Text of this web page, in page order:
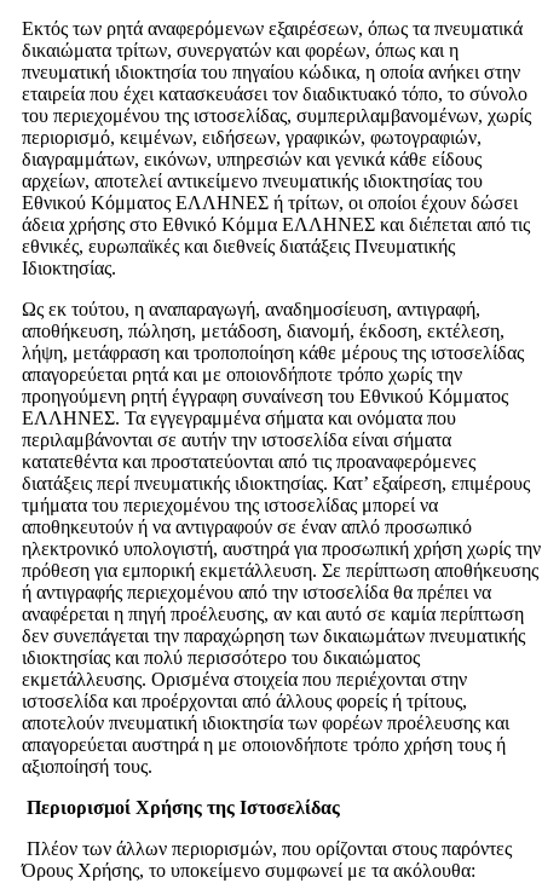
Εκτός των ρητά αναφερόμενων εξαιρέσεων, όπως τα πνευματικά
δικαιώματα τρίτων, συνεργατών και φορέων, όπως και η
πνευματική ιδιοκτησία του πηγαίου κώδικα, η οποία ανήκει στην
εταιρεία που έχει κατασκευάσει τον διαδικτυακό τόπο, το σύνολο
του περιεχομένου της ιστοσελίδας, συμπεριλαμβανομένων, χωρίς
περιορισμό, κειμένων, ειδήσεων, γραφικών, φωτογραφιών,
διαγραμμάτων, εικόνων, υπηρεσιών και γενικά κάθε είδους
αρχείων, αποτελεί αντικείμενο πνευματικής ιδιοκτησίας του
Εθνικού Κόμματος ΕΛΛΗΝΕΣ ή τρίτων, οι οποίοι έχουν δώσει
άδεια χρήσης στο Εθνικό Κόμμα ΕΛΛΗΝΕΣ και διέπεται από τις
εθνικές, ευρωπαϊκές και διεθνείς διατάξεις Πνευματικής
Ιδιοκτησίας.
Ως εκ τούτου, η αναπαραγωγή, αναδημοσίευση, αντιγραφή,
αποθήκευση, πώληση, μετάδοση, διανομή, έκδοση, εκτέλεση,
λήψη, μετάφραση και τροποποίηση κάθε μέρους της ιστοσελίδας
απαγορεύεται ρητά και με οποιονδήποτε τρόπο χωρίς την
προηγούμενη ρητή έγγραφη συναίνεση του Εθνικού Κόμματος
ΕΛΛΗΝΕΣ. Τα εγγεγραμμένα σήματα και ονόματα που
περιλαμβάνονται σε αυτήν την ιστοσελίδα είναι σήματα
κατατεθέντα και προστατεύονται από τις προαναφερόμενες
διατάξεις περί πνευματικής ιδιοκτησίας. Κατ’ εξαίρεση, επιμέρους
τμήματα του περιεχομένου της ιστοσελίδας μπορεί να
αποθηκευτούν ή να αντιγραφούν σε έναν απλό προσωπικό
ηλεκτρονικό υπολογιστή, αυστηρά για προσωπική χρήση χωρίς την
πρόθεση για εμπορική εκμετάλλευση. Σε περίπτωση αποθήκευσης
ή αντιγραφής περιεχομένου από την ιστοσελίδα θα πρέπει να
αναφέρεται η πηγή προέλευσης, αν και αυτό σε καμία περίπτωση
δεν συνεπάγεται την παραχώρηση των δικαιωμάτων πνευματικής
ιδιοκτησίας και πολύ περισσότερο του δικαιώματος
εκμετάλλευσης. Ορισμένα στοιχεία που περιέχονται στην
ιστοσελίδα και προέρχονται από άλλους φορείς ή τρίτους,
αποτελούν πνευματική ιδιοκτησία των φορέων προέλευσης και
απαγορεύεται αυστηρά η με οποιονδήποτε τρόπο χρήση τους ή
αξιοποίησή τους.
Περιορισμοί Χρήσης της Ιστοσελίδας
Πλέον των άλλων περιορισμών, που ορίζονται στους παρόντες
Όρους Χρήσης, το υποκείμενο συμφωνεί με τα ακόλουθα: